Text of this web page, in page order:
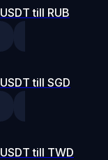
USDT till RUB
USDT till SGD
USDT till TWD